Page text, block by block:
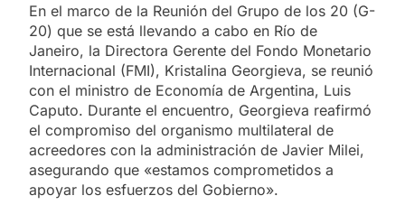
En el marco de la Reunión del Grupo de los 20 (G-
20) que se está llevando a cabo en Río de
Janeiro, la Directora Gerente del Fondo Monetario
Internacional (FMI), Kristalina Georgieva, se reunió
con el ministro de Economía de Argentina, Luis
Caputo. Durante el encuentro, Georgieva reafirmó
el compromiso del organismo multilateral de
acreedores con la administración de Javier Milei,
asegurando que «estamos comprometidos a
apoyar los esfuerzos del Gobierno».